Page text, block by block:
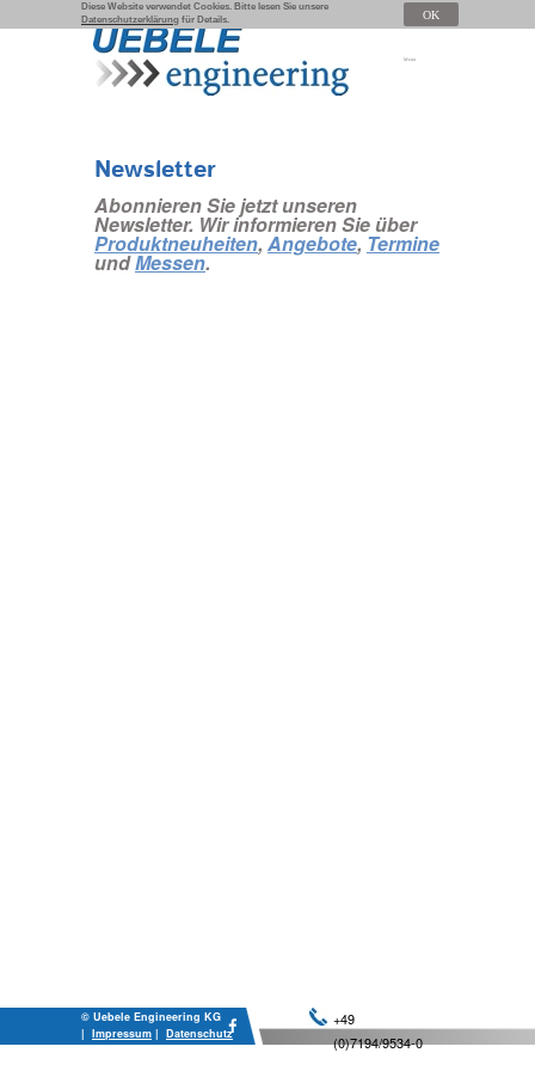
Menü
Newsletter
Abonnieren Sie jetzt unseren
Newsletter. Wir informieren Sie über
Produktneuheiten, Angebote, Termine
undMessen.
© Uebele Engineering KG
| Impressum | Datenschutz
+49
(0)7194/9534-0
OK
Diese Website verwendet Cookies. Bitte lesen Sie unsere
Datenschutzerklärung für Details.